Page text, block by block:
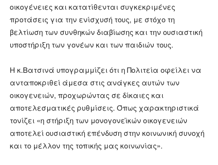
οικογένειες και κατατίθενται συγκεκριμένες
προτάσεις για την ενίσχυσή τους, με στόχο τη
βελτίωση των συνθηκών διαβίωσης και την ουσιαστική
υποστήριξη των γονέων και των παιδιών τους.
Η κ.Βατσινά υπογραμμίζει ότι η Πολιτεία οφείλει να
ανταποκριθεί άμεσα στις ανάγκες αυτών των
οικογενειών, προχωρώντας σε δίκαιες και
αποτελεσματικές ρυθμίσεις. Όπως χαρακτηριστικά
τονίζει «η στήριξη των μονογονεϊκών οικογενειών
αποτελεί ουσιαστική επένδυση στην κοινωνική συνοχή
και το μέλλον της τοπικής μας κοινωνίας».